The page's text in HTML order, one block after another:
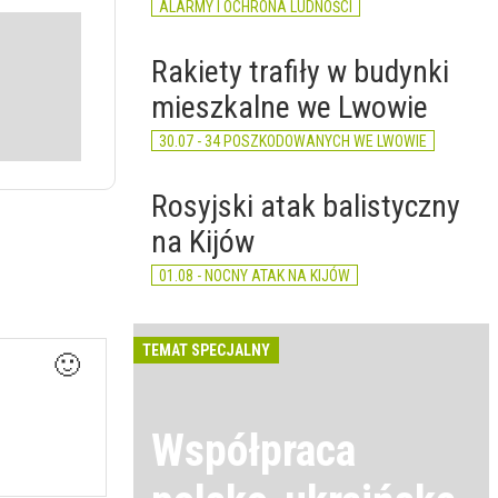
🙂
ALARMY I OCHRONA LUDNOŚCI
Rakiety trafiły w budynki
mieszkalne we Lwowie
30.07 - 34 POSZKODOWANYCH WE LWOWIE
Rosyjski atak balistyczny
na Kijów
01.08 - NOCNY ATAK NA KIJÓW
TEMAT SPECJALNY
Współpraca